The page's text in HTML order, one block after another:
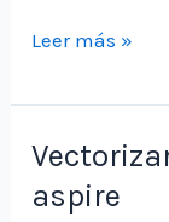
Tutorial
tallado
en
V
con
Leer más »
aspire